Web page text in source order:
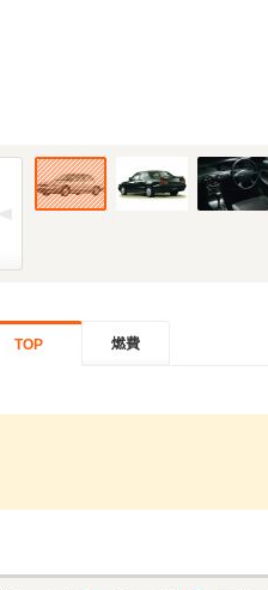
94年(H06)8月
TOP 燃費